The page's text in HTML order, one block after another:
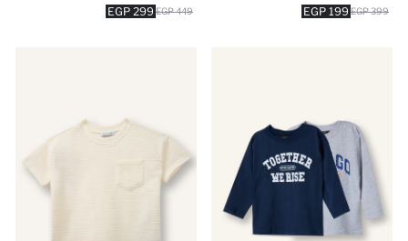
199 EGP 399 EGP
299 EGP 449 EGP